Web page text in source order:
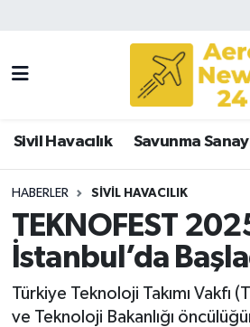
Sivil Havacılık Savunma
HABERLER SIVIL HAVACILIK
TEKNOFEST
İstanbul’da
Türkiye Teknoloji Takımı Vakfı
ve Teknoloji Bakanlığı